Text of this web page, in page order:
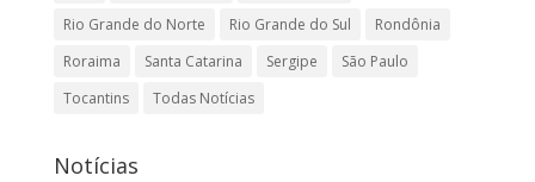
Rio Grande do Norte
Rio Grande do Sul
Rondônia
Roraima
Santa Catarina Sergipe
São Paulo
Tocantins
Todas Notícias
Notícias